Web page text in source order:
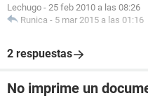
Lechugo - 25 feb 2010 a las 08:26
Runica - 5 mar 2015 a las 01:16
2 respuestas
No imprime un